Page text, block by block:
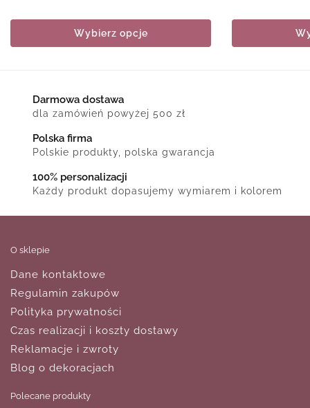
Wybierz opcje
Darmowa dostawa
dla zamówień powyżej 500 zł
Polska firma
Polskie produkty, polska gwarancja
100% personalizacji
Każdy produkt dopasujemy wymiarem i kolorem
O sklepie
Dane kontaktowe
Regulamin zakupów
Polityka prywatności
Czas realizacji i koszty dostawy
Reklamacje i zwroty
Blog o dekoracjach
Polecane produkty